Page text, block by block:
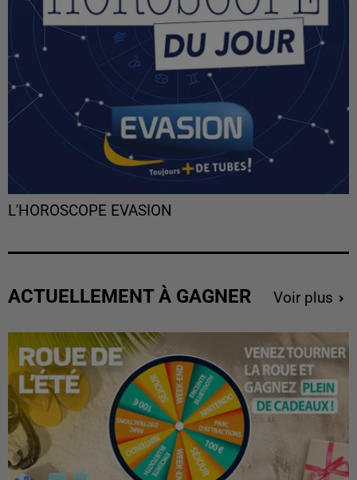
L'HOROSCOPE EVASION
ACTUELLEMENT À GAGNER Voir plus